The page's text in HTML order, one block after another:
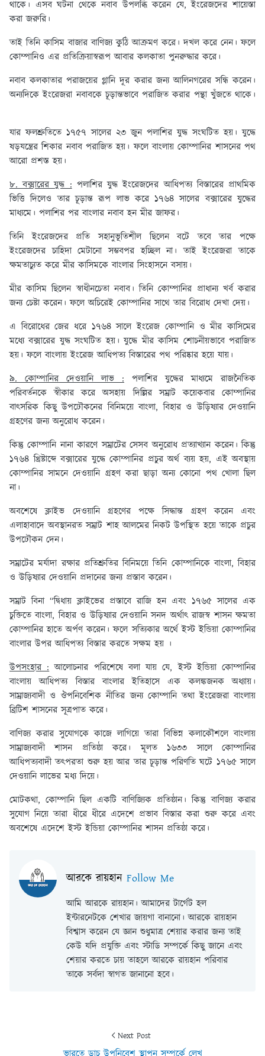
থাকে। এসব ঘটনা থেকে নবাব উপলব্ধি করেন যে, ইংরেজদের শায়েস্তা
করা জরুরি।
তাই তিনি কাসিম বাজার বাণিজ্য কুঠি আক্রমণ করে। দখল করে নেন। ফলে
কোম্পানিও এর প্রতিক্রিয়াস্বরূপ আবার কলকাতা পুনরুদ্ধার করে।
নবাব কলকাতার পরাজয়ের গ্লানি দূর করার জন্য আলিনগরের সন্ধি করেন।
অন্যদিকে ইংরেজরা নবাবকে চূড়ান্তভাবে পরাজিত করার পন্থা খুঁজতে থাকে।
যার ফলশ্রুতিতে ১৭৫৭ সালের ২৩ জুন পলাশির যুদ্ধ সংঘটিত হয়। যুদ্ধে
ষড়যন্ত্রের শিকার নবাব পরাজিত হয়। ফলে বাংলায় কোম্পানির শাসনের পথ
আরো প্রশস্ত হয়।
৮. বক্সারের যুদ্ধ :পলাশির যুদ্ধ ইংরেজদের আধিপত্য বিস্তারের প্রাথমিক
ভিত্তি দিলেও তার চূড়ান্ত রূপ লাভ করে ১৭৬৪ সালের বক্সারের যুদ্ধের
মাধ্যমে। পলাশির পর বাংলার নবাব হন মীর জাফর।
তিনি ইংরেজদের প্রতি সহানুভূতিশীল ছিলেন বটে তবে তার পক্ষে
ইংরেজদের চাহিদা মেটানো সম্ভবপর হচ্ছিল না। তাই ইংরেজরা তাকে
ক্ষমতাচ্যুত করে মীর কাসিমকে বাংলার সিংহাসনে বসায়।
মীর কাসিম ছিলেন স্বাধীনচেতা নবাব। তিনি কোম্পানির প্রাধান্য খর্ব করার
জন্য চেষ্টা করেন। ফলে অচিরেই কোম্পানির সাথে তার বিরোধ দেখা দেয়।
এ বিরোধের জের ধরে ১৭৬৪ সালে ইংরেজ কোম্পানি ও মীর কাসিমের
মধ্যে বক্সারের যুদ্ধ সংঘটিত হয়। যুদ্ধে মীর কাসিম শোচনীয়ভাবে পরাজিত
হয়। ফলে বাংলায় ইংরেজ আধিপত্য বিস্তারের পথ পরিষ্কার হয়ে যায়।
৯. কোম্পানির দেওয়ানি লাভ : পলাশির যুদ্ধের মাধ্যমে রাজনৈতিক
পরিবর্তনকে স্বীকার করে অসহায় দিল্লির সম্রাট কয়েকবার কোম্পানির
বাৎসরিক কিছু উপঢৌকনের বিনিময়ে বাংলা, বিহার ও উড়িষ্যার দেওয়ানি
গ্রহণের জন্য অনুরোধ করেন।
কিন্তু কোম্পানি নানা কারণে সম্রাটের সেসব অনুরোধ প্রত্যাখ্যান করেন। কিন্তু
১৭৬৪ খ্রিষ্টাব্দে বক্সারের যুদ্ধে কোম্পানির প্রচুর অর্থ ব্যয় হয়, এই অবস্থায়
কোম্পানির সামনে দেওয়ানি গ্রহণ করা ছাড়া অন্য কোনো পথ খোলা ছিল
না।
অবশেষে ক্লাইভ দেওয়ানি গ্রহণের পক্ষে সিদ্ধান্ত গ্রহণ করেন এবং
এলাহাবাদে অবস্থানরত সম্রাট শাহ আলমের নিকট উপস্থিত হয়ে তাকে প্রচুর
উপঢৌকন দেন।
সম্রাটের মর্যাদা রক্ষার প্রতিশ্রুতির বিনিময়ে তিনি কোম্পানিকে বাংলা, বিহার
ও উড়িষ্যার দেওয়ানি প্রদানের জন্য প্রস্তাব করেন।
সম্রাট বিনা “দ্বিধায় ক্লাইভের প্রস্তাবে রাজি হন এবং ১৭৬৫ সালের এক
চুক্তিতে বাংলা, বিহার ও উড়িষ্যার দেওয়ানি সনদ অর্থাৎ রাজস্ব শাসন ক্ষমতা
কোম্পানির হাতে অর্পণ করেন। ফলে সত্যিকার অর্থে ইস্ট ইন্ডিয়া কোম্পানির
বাংলার উপর আধিপত্য বিস্তার করতে সক্ষম হয় ।
উপসংহার :আলোচনার পরিশেষে বলা যায় যে, ইস্ট ইন্ডিয়া কোম্পানির
বাংলায় আধিপত্য বিস্তার বাংলার ইতিহাসে এক কলঙ্কজনক অধ্যায়।
সাম্রাজ্যবাদী ও ঔপনিবেশিক নীতির জন্য কোম্পানি তথা ইংরেজরা বাংলায়
ব্রিটিশ শাসনের সূত্রপাত করে।
বাণিজ্য করার সুযোগকে কাজে লাগিয়ে তারা বিভিন্ন কলাকৌশলে বাংলায়
সাম্রাজ্যবাদী শাসন প্রতিষ্ঠা করে। মূলত ১৬৩৩ সালে কোম্পানির
আধিপত্যবাদী তৎপরতা শুরু হয় আর তার চূড়ান্ত পরিণতি ঘটে ১৭৬৫ সালে
দেওয়ানি লাভের মধ্য দিয়ে।
মোটকথা, কোম্পানি ছিল একটি বাণিজ্যিক প্রতিষ্ঠান। কিন্তু বাণিজ্য করার
সুযোগ নিয়ে তারা ধীরে ধীরে এদেশে প্রভাব বিস্তার করা শুরু করে এবং
অবশেষে এদেশে ইস্ট ইন্ডিয়া কোম্পানির শাসন প্রতিষ্ঠা করে।
আরকে রায়হান Follow Me
আমি আরকে রায়হান। আমাদের টার্গেট হল
ইন্টারনেটকে শেখার জায়গা বানানো। আরকে রায়হান
বিশ্বাস করেন যে জ্ঞান শুধুমাত্র শেয়ার করার জন্য তাই
কেউ যদি প্রযুক্তি এবং স্টাডি সম্পর্কে কিছু জানে এবং
শেয়ার করতে চায় তাহলে আরকে রায়হান পরিবার
তাকে সর্বদা স্বাগত জানানো হবে।
Next Post